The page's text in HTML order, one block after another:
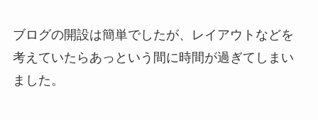
ブログの開設は簡単でしたが、レイアウトなどを
考えていたらあっという間に時間が過ぎてしまい
ました。